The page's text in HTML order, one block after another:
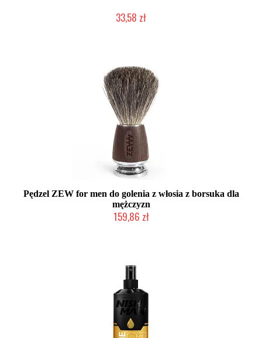
33,58 zł
Pędzel ZEW for men do golenia z włosia z borsuka dla
mężczyzn
159,86 zł